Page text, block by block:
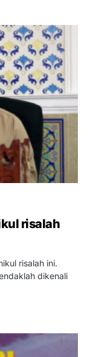
risalah
risalah ini.
dikenali